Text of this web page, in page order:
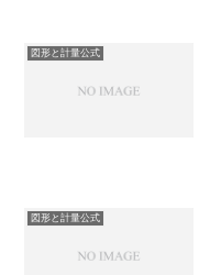
図形と計量公式
図形と計量公式